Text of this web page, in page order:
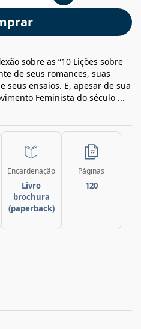
sobre as “10 Lições sobre
de seus romances, suas
ensaios. E, apesar de sua
Feminista do século ...
Encardenação
Livro
brochura
(paperback)
Páginas
120